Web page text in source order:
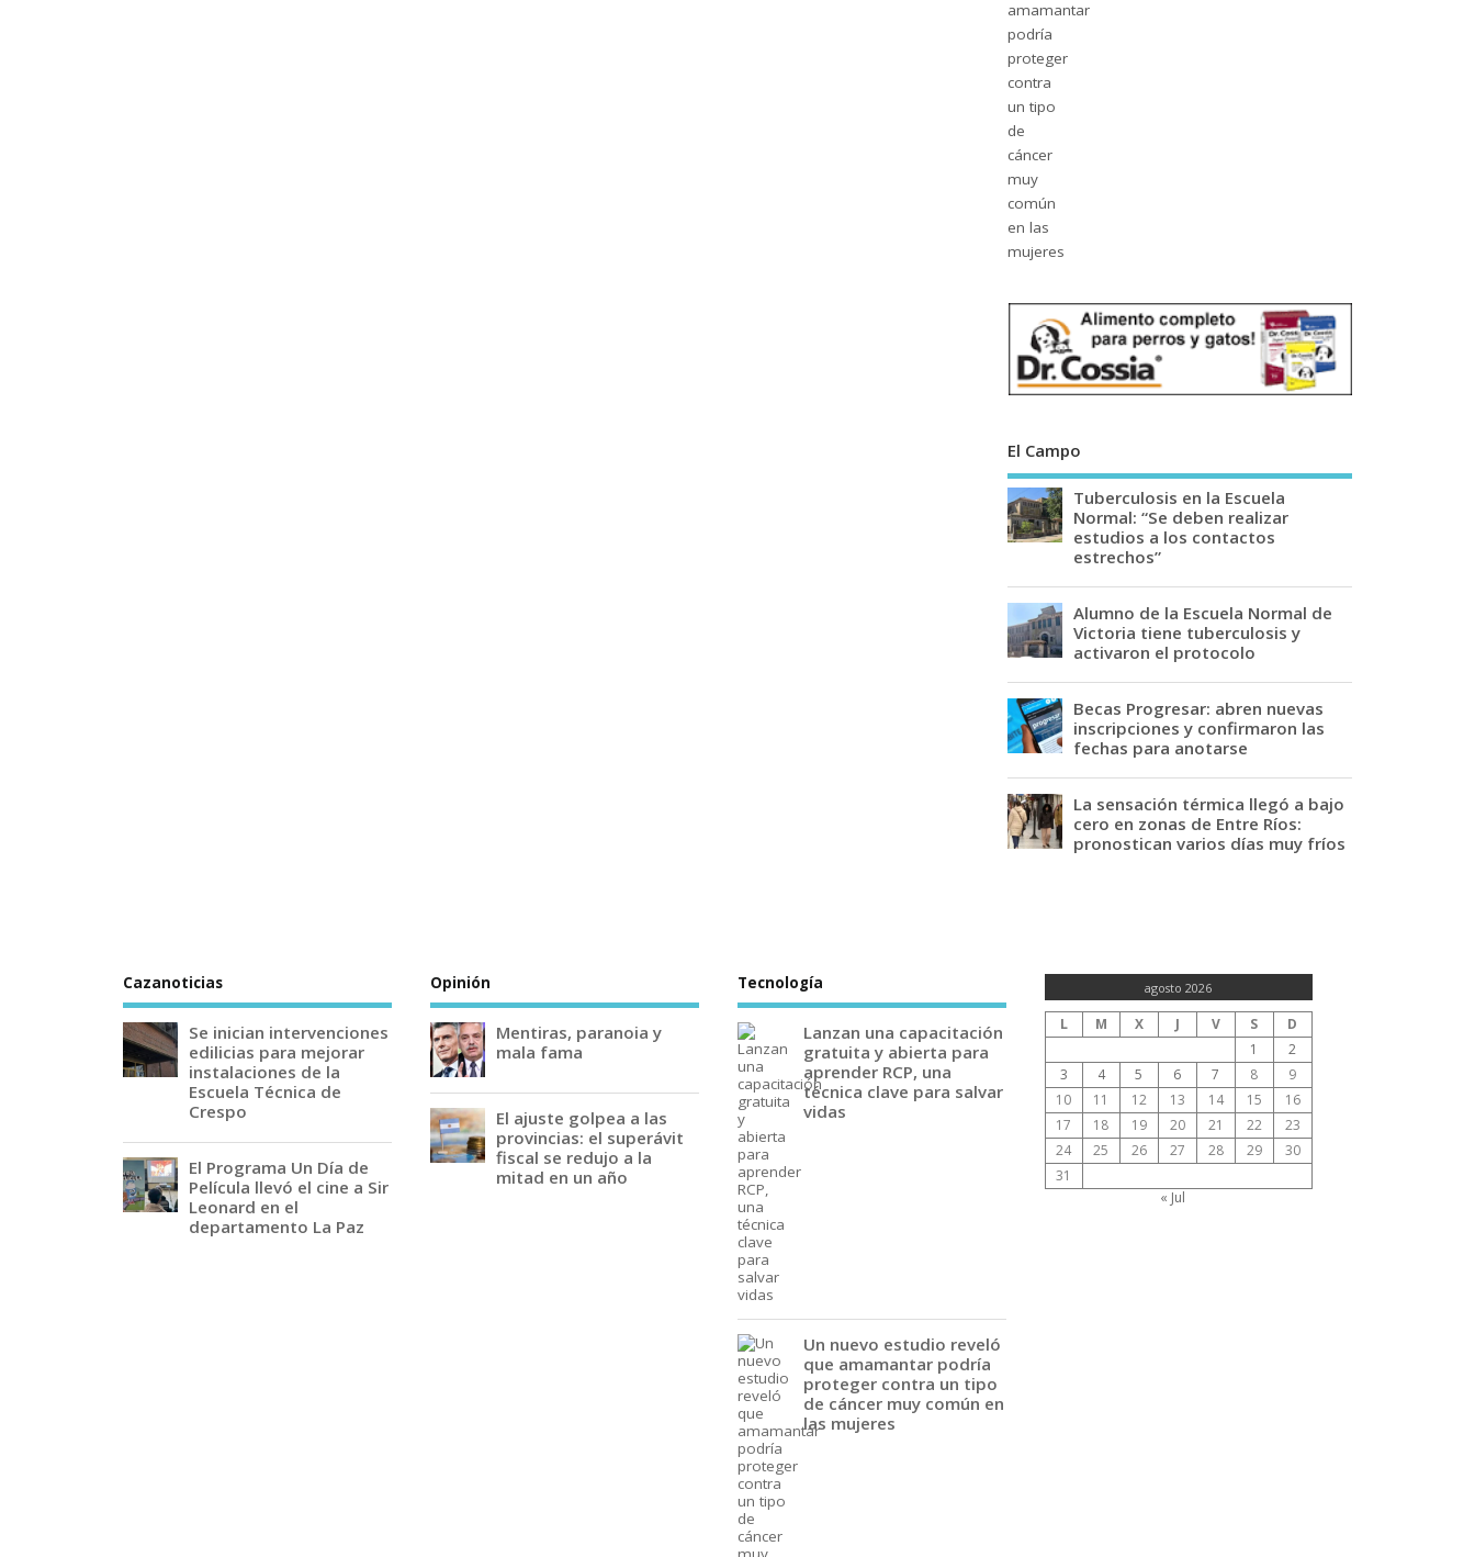
El Campo
Tuberculosis en la Escuela
Normal: “Se deben realizar
estudios a los contactos
estrechos”
Alumno de la Escuela Normal de
Victoria tiene tuberculosis y
activaron el protocolo
Becas Progresar: abren nuevas
inscripciones y confirmaron las
fechas para anotarse
La sensación térmica llegó a bajo
cero en zonas de Entre Ríos:
pronostican varios días muy fríos
Cazanoticias
Se inician intervenciones
edilicias para mejorar
instalaciones de la
Escuela Técnica de
Crespo
El Programa Un Día de
Película llevó el cine a Sir
Leonard en el
departamento La Paz
Opinión
Mentiras, paranoia y
mala fama
El ajuste golpea a las
provincias: el superávit
fiscal se redujo a la
mitad en un año
Tecnología
Lanzan una capacitación
gratuita y abierta para
aprender RCP, una
técnica clave para salvar
vidas
Un nuevo estudio reveló
que amamantar podría
proteger contra un tipo
de cáncer muy común en
las mujeres
agosto 2026
L M X J V S
D
1
2
3
4 5 6 7 8
9
10
11 12 13 14 15
16
17
18 19 20 21 22
23
24
25 26 27 28 29
30
31
« Jul